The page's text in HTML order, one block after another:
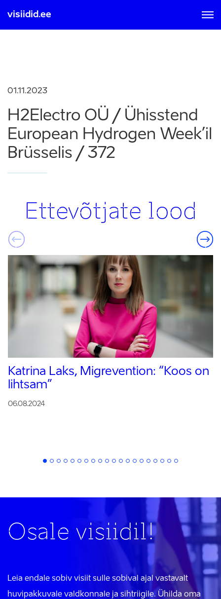
visiidid.ee
tingimustega, mis on loetavad
01.11.2023
H2Electro OÜ / Ühisstend
European Hydrogen Week’il
Brüsselis / 372
Ettevõtjate lood
Katrina Laks, Migrevention: “Koos on
lihtsam”
06.08.2024
Osale visiidil!
Leia endale sobiv visiit sulle sobival ajal vastavalt
huvipakkuvale valdkonnale ja sihtriigile. Ühilda oma